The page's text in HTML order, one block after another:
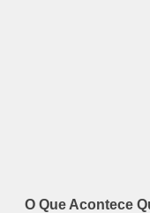
O Que Acontece